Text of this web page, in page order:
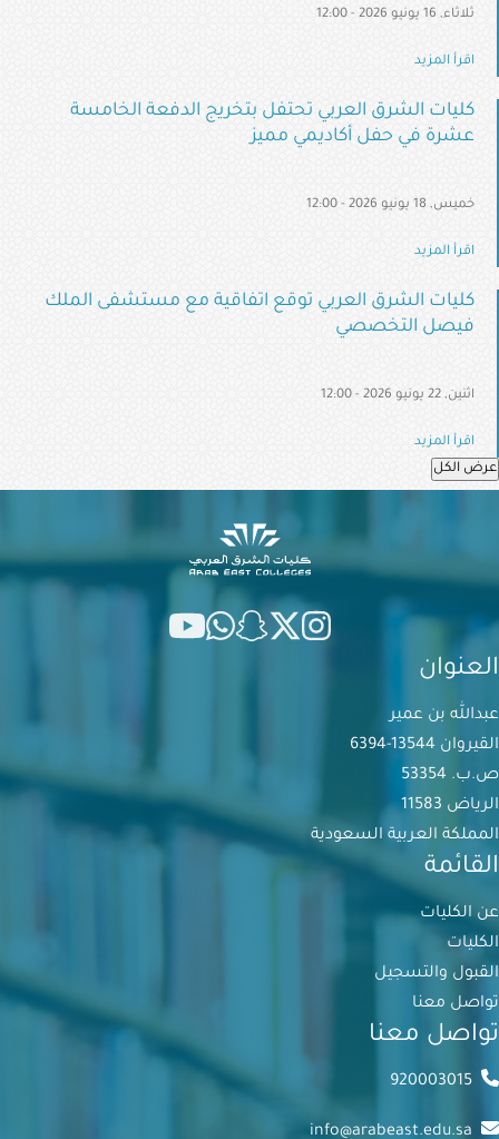
ثلاثاء, 16 يونيو 2026 - 12:00
اقرأ المزيد
كليات الشرق العربي تحتفل بتخريج الدفعة الخامسة
عشرة في حفل أكاديمي مميز
خميس, 18 يونيو 2026 - 12:00
اقرأ المزيد
كليات الشرق العربي توقع اتفاقية مع مستشفى الملك
فيصل التخصصي
اثنين, 22 يونيو 2026 - 12:00
اقرأ المزيد
عرض الكل
العنوان
عبدالله بن عمير
القيروان 13544-6394
ص.ب. 53354
الرياض 11583
المملكة العربية السعودية
القائمة
عن الكليات
الكليات
القبول والتسجيل
تواصل معنا
تواصل معنا